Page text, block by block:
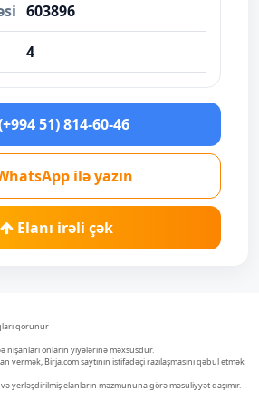
603896
4
51) 814-60-46
ilə yazın
Elanı irəli çək
qorunur
nişanları onların yiyələrinə məxsusdur.
vermək, Birja.com saytının istifadəçi razılaşmasını qəbul etmək
yerləşdirilmiş elanların məzmununa görə məsuliyyət daşımır.